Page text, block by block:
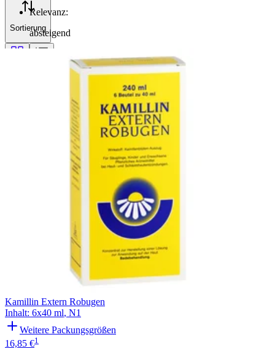
Sortierung
Relevanz:
absteigend
Kamillin Extern Robugen
Inhalt: 6x40 ml, N1
Weitere Packungsgrößen
16,85 €1